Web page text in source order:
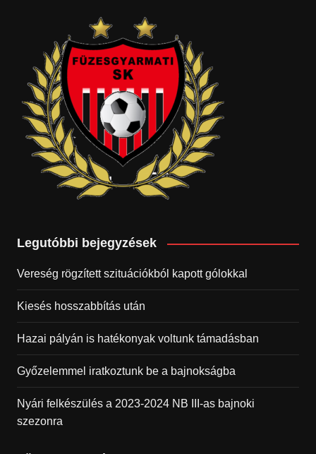
Legutóbbi bejegyzések
Vereség rögzített szituációkból kapott gólokkal
Kiesés hosszabbítás után
Hazai pályán is hatékonyak voltunk támadásban
Győzelemmel iratkoztunk be a bajnokságba
Nyári felkészülés a 2023-2024 NB III-as bajnoki
szezonra